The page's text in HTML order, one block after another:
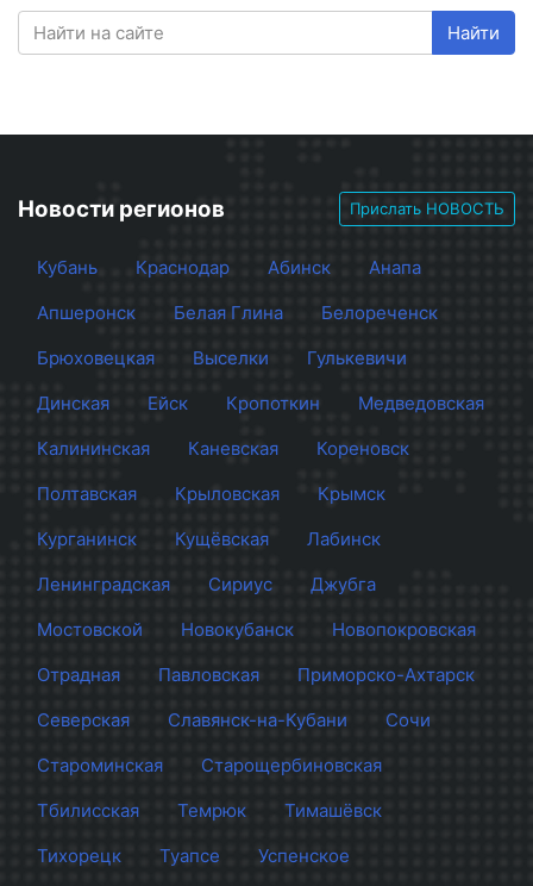
Найти
Новости регионов Прислать НОВОСТЬ
Кубань Краснодар Абинск
Анапа
Апшеронск
Белая Глина
Белореченск
Брюховецкая
Выселки
Гулькевичи
Динская
Ейск Кропоткин
Медведовская
Калининская
Каневская
Кореновск
Полтавская
Крыловская
Крымск
Курганинск
Кущёвская
Лабинск
Ленинградская
Сириус
Джубга
Мостовской
Новокубанск
Новопокровская
Отрадная
Павловская
Приморско-Ахтарск
Северская
Славянск-на-Кубани
Сочи
Староминская
Старощербиновская
Тбилисская
Темрюк
Тимашёвск
Тихорецк
Туапсе Успенское